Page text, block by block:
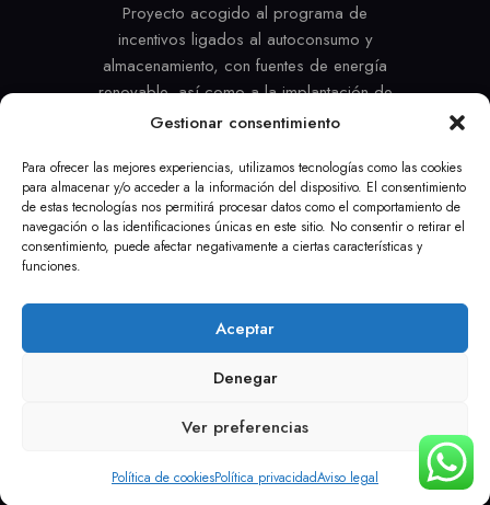
Gestionar consentimiento
Para ofrecer las mejores experiencias, utilizamos tecnologías como las cookies
para almacenar y/o acceder a la información del dispositivo. El consentimiento
de estas tecnologías nos permitirá procesar datos como el comportamiento de
navegación o las identificaciones únicas en este sitio. No consentir o retirar el
consentimiento, puede afectar negativamente a ciertas características y
funciones.
Aceptar
Denegar
Ver preferencias
Política de cookiesPolítica privacidadAviso legal
Proyecto acogido al programa de
incentivos ligados al autoconsumo y
almacenamiento, con fuentes de energía
renovable, así como a la implantación de
sistemas térmicos renovables en el sector
Recuperación, Transformación y
Resiliencia, financiado por la Unión
Europea –NextGenerationEU
#PlanDeRecuperación
POLÍTICA DE DEVOLUCIÓN
TÉRMINOS GENERALES
INFORME INSTALACIONES CON POTENCIA SUPERIOR A 100 KW
© Copyright Castillo Bonavia – Todos los derechos